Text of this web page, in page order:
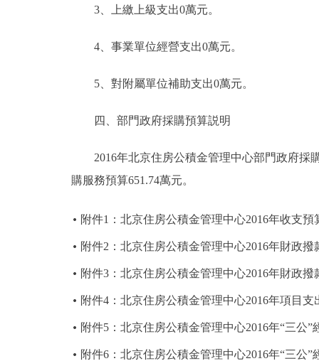
3、上繳上級支出0萬元。
4、事業單位經營支出0萬元。
5、對附屬單位補助支出0萬元。
四、部門政府採購預算説明
2016年北京住房公積金管理中心部門政府採購
購服務預算651.74萬元。
附件1：北京住房公積金管理中心2016年收支預
附件2：北京住房公積金管理中心2016年財政撥
附件3：北京住房公積金管理中心2016年財政
附件4：北京住房公積金管理中心2016年項目支
附件5：北京住房公積金管理中心2016年“三公”
附件6：北京住房公積金管理中心2016年“三公